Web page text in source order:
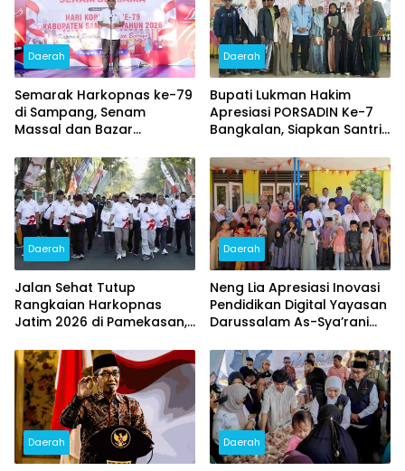
Daerah
Semarak Harkopnas ke-79
di Sampang, Senam
Massal dan Bazar
Warga
Daerah
Bupati Lukman Hakim
Apresiasi PORSADIN Ke-7
Bangkalan, Siapkan Santri
Provinsi dan Nasional
Daerah
Jalan Sehat Tutup
Rangkaian Harkopnas
Jatim 2026 di Pamekasan,
Banjir Doorprize
Daerah
Neng Lia Apresiasi Inovasi
Pendidikan Digital Yayasan
Darussalam As-Sya’rani
Daerah Daerah